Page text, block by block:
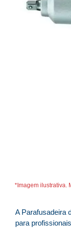
*Imagem ilustrativa.
A Parafusadeira
para